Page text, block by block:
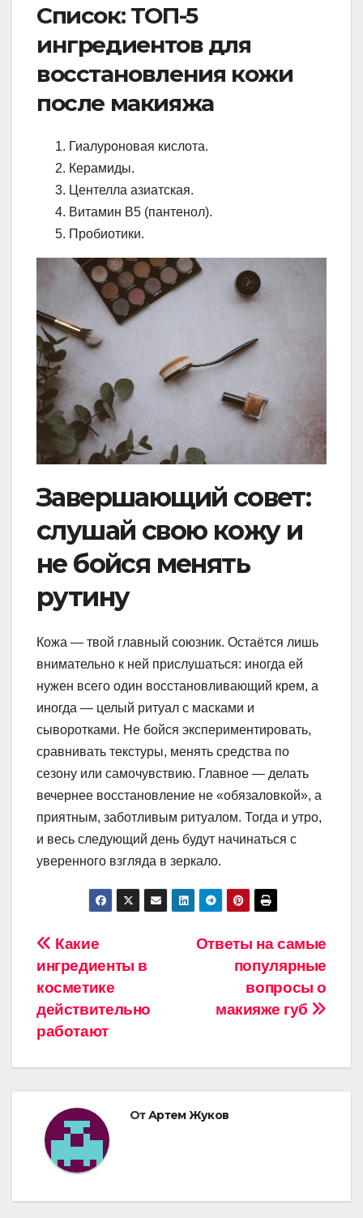
Список: ТОП-5
ингредиентов для
восстановления кожи
после макияжа
Гиалуроновая кислота.
Керамиды.
Центелла азиатская.
Витамин B5 (пантенол).
Пробиотики.
Завершающий совет:
слушай свою кожу и
не бойся менять
рутину
Кожа — твой главный союзник. Остаётся лишь
внимательно к ней прислушаться: иногда ей
нужен всего один восстановливающий крем, а
иногда — целый ритуал с масками и
сыворотками. Не бойся экспериментировать,
сравнивать текстуры, менять средства по
сезону или самочувствию. Главное — делать
вечернее восстановление не «обязаловкой», а
приятным, заботливым ритуалом. Тогда и утро,
и весь следующий день будут начинаться с
уверенного взгляда в зеркало.
Навигация
по
записям
Ответы на самые
популярные
вопросы о
макияже губ
Какие
ингредиенты в
косметике
действительно
работают
ОтАртем Жуков